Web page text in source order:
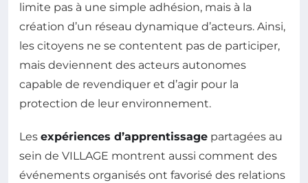
limite pas à une simple adhésion, mais à la
création d’un réseau dynamique d’acteurs. Ainsi,
les citoyens ne se contentent pas de participer,
mais deviennent des acteurs autonomes
capable de revendiquer et d’agir pour la
protection de leur environnement.
Les expériences d’apprentissage partagées au
sein de VILLAGE montrent aussi comment des
événements organisés ont favorisé des relations